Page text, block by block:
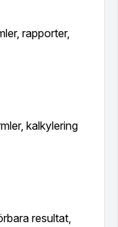
rapporter,
kalkylering
resultat,